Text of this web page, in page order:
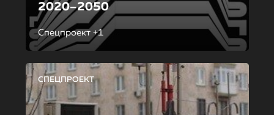
2020–2050
Спецпроект +1
СПЕЦПРОЕКТ